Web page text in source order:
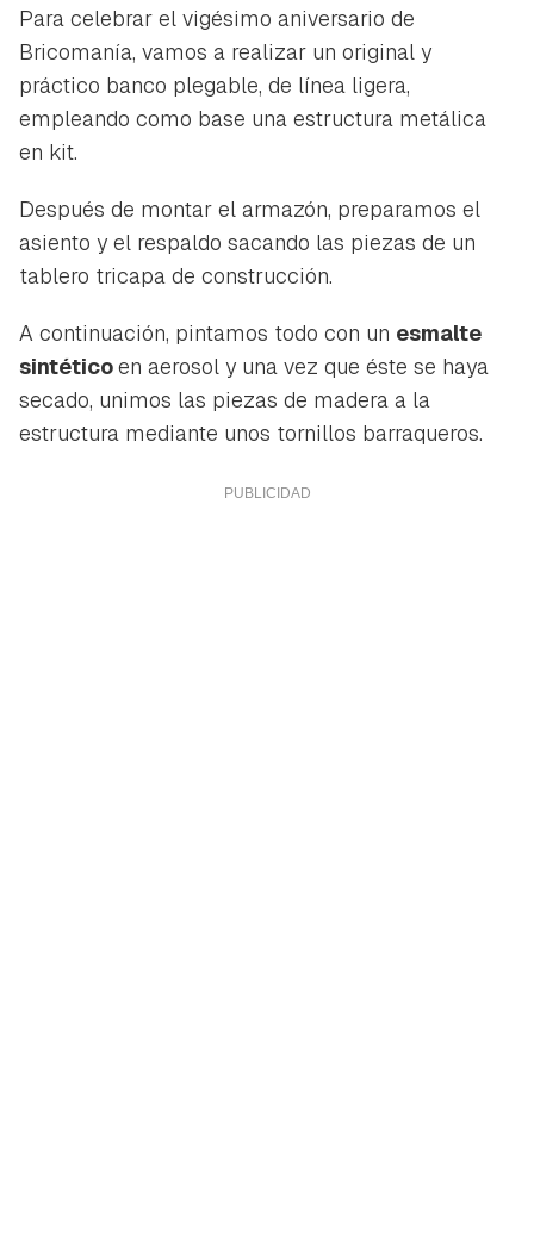
Para celebrar el vigésimo aniversario de
Bricomanía, vamos a realizar un original y
práctico banco plegable, de línea ligera,
empleando como base una estructura metálica
en kit.
Después de montar el armazón, preparamos el
asiento y el respaldo sacando las piezas de un
tablero tricapa de construcción.
A continuación, pintamos todo con un esmalte
sintéticoen aerosol y una vez que éste se haya
secado, unimos las piezas de madera a la
estructura mediante unos tornillos barraqueros.